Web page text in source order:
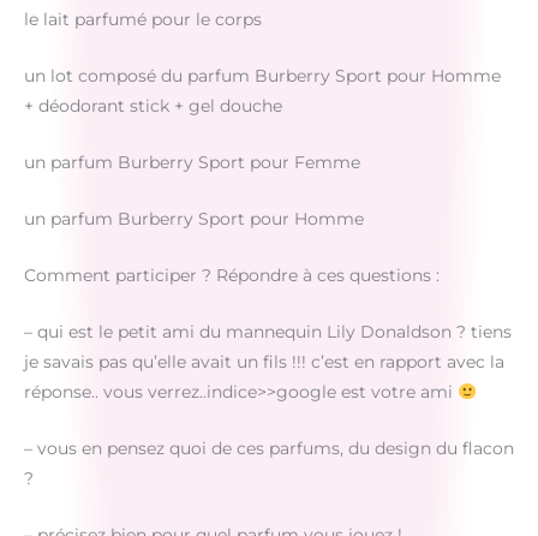
le lait parfumé pour le corps
un lot composé du parfum Burberry Sport pour Homme
+ déodorant stick + gel douche
un parfum Burberry Sport pour Femme
un parfum Burberry Sport pour Homme
Comment participer ? Répondre à ces questions :
– qui est le petit ami du mannequin Lily Donaldson ? tiens
je savais pas qu’elle avait un fils !!! c’est en rapport avec la
réponse.. vous verrez..indice>>google est votre ami
– vous en pensez quoi de ces parfums, du design du flacon
?